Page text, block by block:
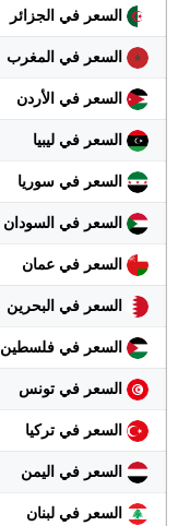
السعر في الجزائر
السعر في المغرب
السعر في الأردن
السعر في ليبيا
السعر في سوريا
السعر في السودان
السعر في عمان
السعر في البحرين
السعر في فلسطين
السعر في تونس
السعر في تركيا
السعر في اليمن
السعر في لبنان